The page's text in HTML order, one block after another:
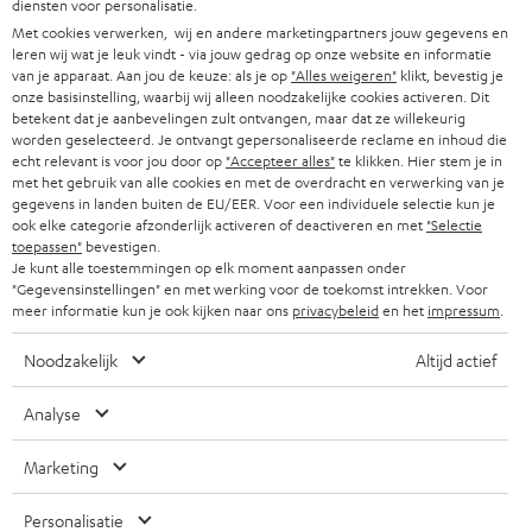
o
r
n
i
e
u
w
s
b
r
i
e
f
Categorieën
HOME CINEMA SPEAKERS
COMPLETE SYSTEMEN
SOUNDBARS
HIFI-SPEAKERS
SMART HOME
Bedrijf
SUPPORT
CARRIÈRE
PERS & MARKETING
B2B
PARTNERPROGRAMMA
BLOG
NEWSLETTER
STORES
Teufel online shops
DUITSLAND
OOSTENRIJK
NEDERLAND
BELGIË
diensten voor personalisatie.
Met cookies verwerken, wij en andere marketingpartners jouw gegevens en
leren wij wat je leuk vindt - via jouw gedrag op onze website en informatie
van je apparaat. Aan jou de keuze: als je op "Alles weigeren" klikt, bevestig je
onze basisinstelling, waarbij wij alleen noodzakelijke cookies activeren. Dit
betekent dat je aanbevelingen zult ontvangen, maar dat ze willekeurig
worden geselecteerd. Je ontvangt gepersonaliseerde reclame en inhoud die
echt relevant is voor jou door op "Accepteer alles"te klikken. Hier stem je in
met het gebruik van alle cookies en met de overdracht en verwerking van je
gegevens in landen buiten de EU/EER. Voor een individuele selectie kun je
ook elke categorie afzonderlijk activeren of deactiveren en met "Selectie
toepassen" bevestigen.
Je kunt alle toestemmingen op elk moment aanpassen onder
"Gegevensinstellingen" en met werking voor de toekomst intrekken. Voor
meer informatie kun je ook kijken naar ons privacybeleiden het impressum
Noodzakelijk Altijd actief
Analyse
Marketing
Personalisatie